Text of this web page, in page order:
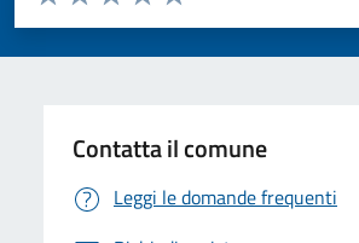
Valuta 5 stelle su 5
Valuta 4 stelle su 5
Valuta 3 stelle su 5
Valuta 2 stelle su 5
Valuta 1 stelle su 5
Contatta il comune
Leggi le domande frequenti